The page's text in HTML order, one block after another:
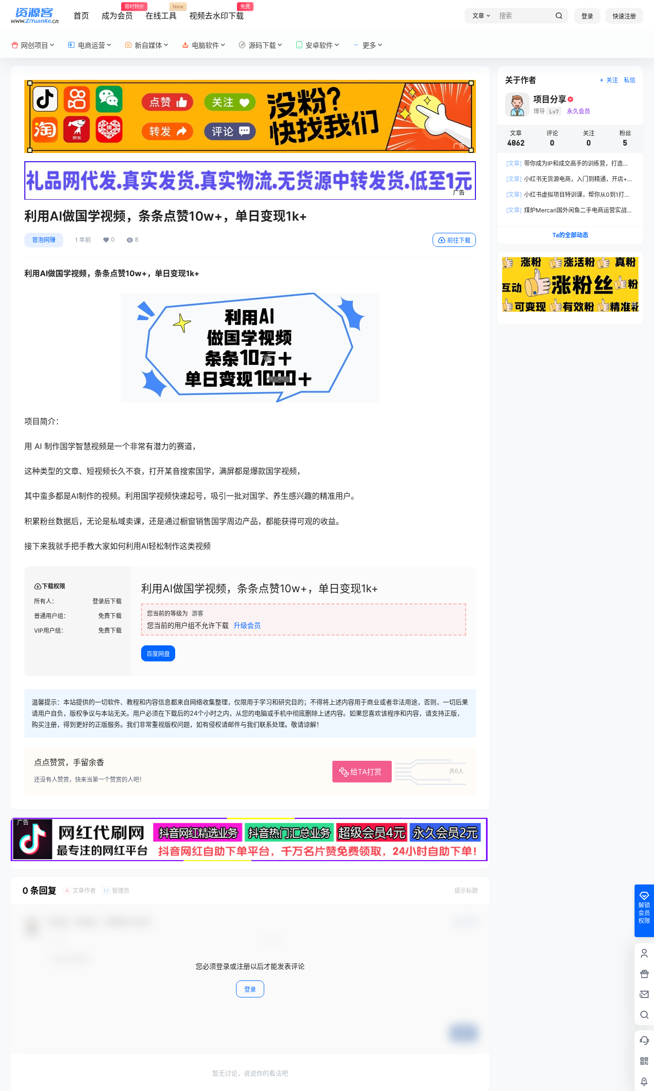
首页 成为会员
限时特价
在线工具
New
视频去水印下载
免费
文章 登录 快速注册
网创项目 电商运营 新自媒体 电脑软件 源码下载 安卓软件 更多
广告
广告
利用AI做国学视频，条条点赞10w+，单日变现1k+
冒泡网赚 1 年前 0 8 前往下载
利用AI做国学视频，条条点赞10w+，单日变现1k+
项目简介：
用 AI 制作国学智慧视频是一个非常有潜力的赛道，
这种类型的文章、短视频长久不衰，打开某音搜索国学，满屏都是爆款国学视频，
其中蛮多都是AI制作的视频。利用国学视频快速起号，吸引一批对国学、养生感兴趣的精准用户。
积累粉丝数据后，无论是私域卖课，还是通过橱窗销售国学周边产品，都能获得可观的收益。
接下来我就手把手教大家如何利用AI轻松制作这类视频
下载权限
所有人：
登录后下载
普通用户组：
免费下载
VIP用户组：
免费下载
利用AI做国学视频，条条点赞10w+，单日变现1k+
您当前的等级为 游客
您当前的用户组不允许下载 升级会员
百度网盘
温馨提示：本站提供的一切软件、教程和内容信息都来自网络收集整理，仅限用于学习和研究目的；不得将上述内容用于商业或者非法用途，否则，一切后果
请用户自负，版权争议与本站无关。用户必须在下载后的24个小时之内，从您的电脑或手机中彻底删除上述内容。如果您喜欢该程序和内容，请支持正版，
购买注册，得到更好的正版服务。我们非常重视版权问题，如有侵权请邮件与我们联系处理。敬请谅解！
点点赞赏，手留余香
给TA打赏 共0人
还没有人赞赏，快来当第一个赞赏的人吧！
广告
0 条回复 A 文章作者 M 管理员 提示标题
您必须登录或注册以后才能发表评论
登录
暂无讨论，说说你的看法吧
关于作者 关注 私信
项目分享
博导 Lv7 永久会员
文章
4862
评论
0
关注
0
粉丝
5
[文章] 带你成为IP和成交高手的训练营，打造
[文章] 小红书无货源电商，入门到精通，开店+选
[文章] 小红书虚拟项目特训课，帮你从0到1打造
[文章] 煤炉Mercari国外闲鱼二手电商运营实战全
Ta的全部动态
广告
解锁
会员
权限